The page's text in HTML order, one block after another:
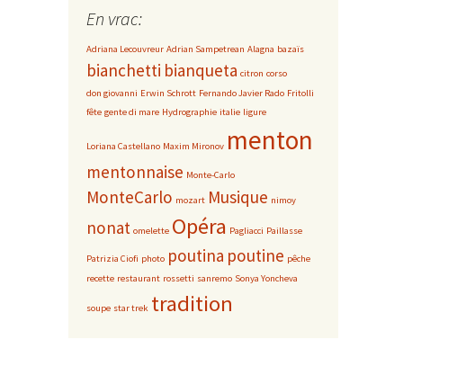
g
r
e
s
En vrac:
Adriana Lecouvreur Adrian Sampetrean Alagna bazaïs
bianchetti bianqueta citron corso
don giovanni Erwin Schrott Fernando Javier Rado Fritolli
fête gente di mare Hydrographie italie ligure
Loriana Castellano Maxim Mironov menton
mentonnaise Monte-Carlo
MonteCarlo mozart Musique nimoy
nonat omelette Opéra Pagliacci Paillasse
Patrizia Ciofi photo poutina poutine pêche
recette restaurant rossetti sanremo Sonya Yoncheva
soupe star trek tradition